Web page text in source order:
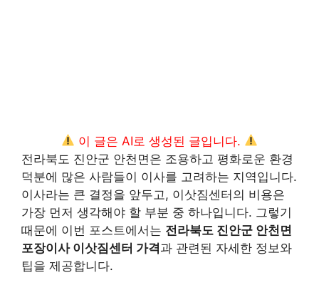
이 글은 AI로 생성된 글입니다.
전라북도 진안군 안천면은 조용하고 평화로운 환경
덕분에 많은 사람들이 이사를 고려하는 지역입니다.
이사라는 큰 결정을 앞두고, 이삿짐센터의 비용은
가장 먼저 생각해야 할 부분 중 하나입니다. 그렇기
때문에 이번 포스트에서는 전라북도 진안군 안천면
포장이사 이삿짐센터 가격과 관련된 자세한 정보와
팁을 제공합니다.